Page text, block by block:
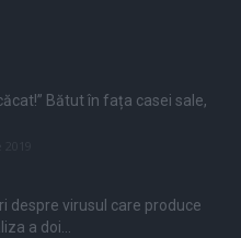
Bătut în fața casei sale,
despre virusul care produce
a doi...